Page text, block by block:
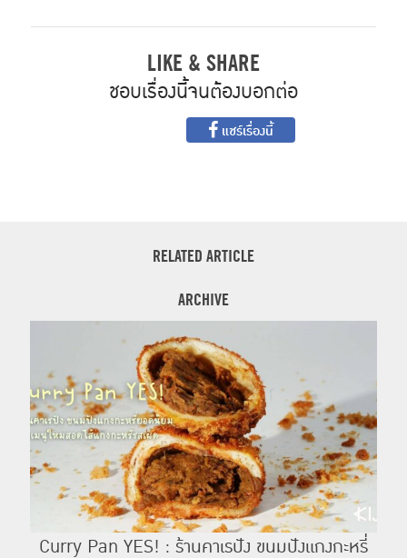
LIKE & SHARE
ชอบเรื่องนี้จนต้องบอกต่อ
แชร์เรื่องนี้
RELATED ARTICLE
ARCHIVE
Curry Pan YES! : ร้านคาเรปัง ขนมปังแกงกะหรี่